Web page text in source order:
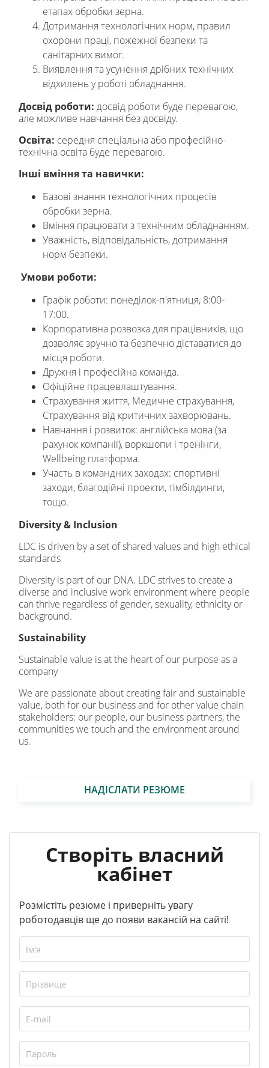
етапах обробки зерна.
Дотримання технологічних норм, правил
охорони праці, пожежної безпеки та
санітарних вимог.
Виявлення та усунення дрібних технічних
відхилень у роботі обладнання.
Досвід роботи: досвід роботи буде перевагою,
але можливе навчання без досвіду.
Освіта: середня спеціальна або професійно-
технічна освіта буде перевагою.
Інші вміння та навички:
Базові знання технологічних процесів
обробки зерна.
Вміння працювати з технічним обладнанням.
Уважність, відповідальність, дотримання
норм безпеки.
Умови роботи:
Графік роботи: понеділок-п'ятниця, 8:00-
17:00.
Корпоративна розвозка для працівників, що
дозволяє зручно та безпечно діставатися до
місця роботи.
Дружня і професійна команда.
Офіційне працевлаштування.
Страхування життя, Медичне страхування,
Страхування від критичних захворювань.
Навчання і розвиток: англійська мова (за
рахунок компанії), воркшопи і тренінги,
Wellbeing платформа.
Участь в командних заходах: спортивні
заходи, благодійні проекти, тімбілдинги,
тощо.
Diversity & Inclusion
LDC is driven by a set of shared values and high ethical
standards
Diversity is part of our DNA. LDC strives to create a
diverse and inclusive work environment where people
can thrive regardless of gender, sexuality, ethnicity or
background.
Sustainability
Sustainable value is at the heart of our purpose as a
company
We are passionate about creating fair and sustainable
value, both for our business and for other value chain
stakeholders: our people, our business partners, the
communities we touch and the environment around
us.
НАДІСЛАТИ РЕЗЮМЕ
Створіть власний
кабінет
Розмістіть резюме і приверніть увагу
роботодавців ще до появи вакансій на сайті!